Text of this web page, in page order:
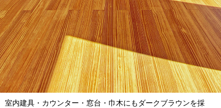
室内建具・カウンター・窓台・巾木にもダークブラウンを採